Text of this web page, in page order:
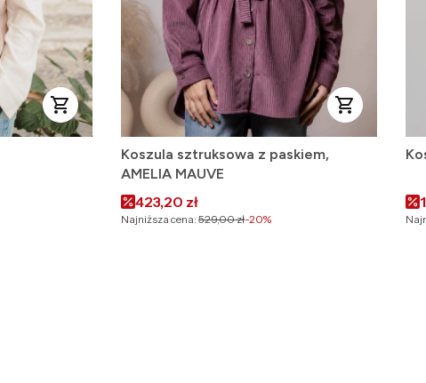
Koszula sztruksowa z paskiem,
AMELIA MAUVE
Cena promocyjna
423,20 zł
Najniższa cena: 529,00 zł-20%